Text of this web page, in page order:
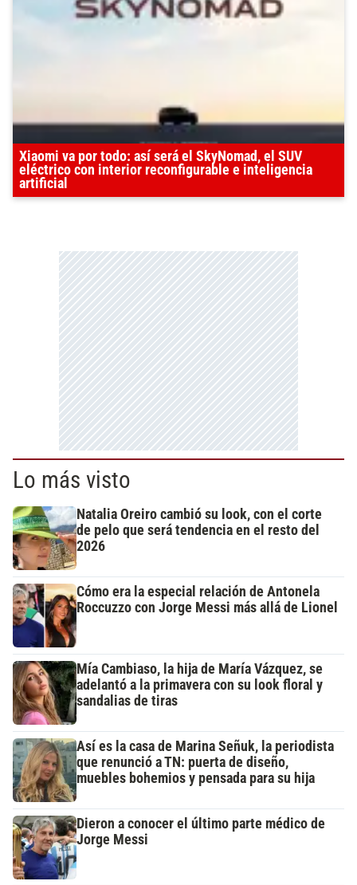
Xiaomi va por todo: así será el SkyNomad, el SUV
eléctrico con interior reconfigurable e inteligencia
artificial
Lo más visto
Natalia Oreiro cambió su look, con el corte
de pelo que será tendencia en el resto del
2026
Cómo era la especial relación de Antonela
Roccuzzo con Jorge Messi más allá de Lionel
Mía Cambiaso, la hija de María Vázquez, se
adelantó a la primavera con su look floral y
sandalias de tiras
Así es la casa de Marina Señuk, la periodista
que renunció a TN: puerta de diseño,
muebles bohemios y pensada para su hija
Dieron a conocer el último parte médico de
Jorge Messi